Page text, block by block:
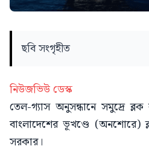
ছবি সংগৃহীত
নিউজভিউ ডেস্ক
তেল-গ্যাস অনুসন্ধানে সমুদ্রে
বাংলাদেশের ভূখণ্ডে (অনশোরে)
সরকার।